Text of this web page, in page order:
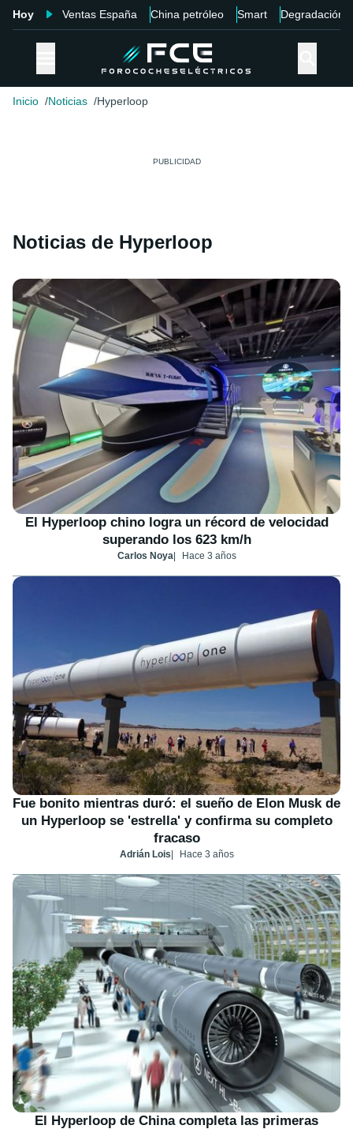
Hoy Ventas España China petróleo Smart Degradación
Inicio Noticias Hyperloop
Noticias de Hyperloop
El Hyperloop chino logra un récord de velocidad
superando los 623 km/h
Carlos Noya Hace 3 años
Fue bonito mientras duró: el sueño de Elon Musk de
un Hyperloop se 'estrella' y confirma su completo
fracaso
Adrián Lois Hace 3 años
El Hyperloop de China completa las primeras